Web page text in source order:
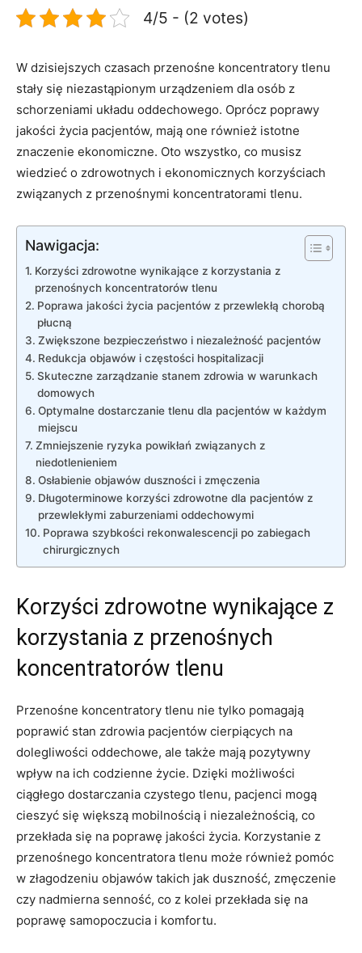
4/5 - (2 votes)
W dzisiejszych czasach przenośne koncentratory tlenu
⁤stały się niezastąpionym⁤ urządzeniem dla osób z
schorzeniami⁢ układu oddechowego. Oprócz ‌poprawy
jakości życia pacjentów,⁤ mają one również istotne
‍znaczenie​ ekonomiczne.​ Oto wszystko, co musisz
wiedzieć ‍o zdrowotnych i ekonomicznych korzyściach
związanych z ‌przenośnymi ⁤koncentratorami tlenu.
Nawigacja:
Korzyści ⁣zdrowotne ‌wynikające z korzystania z
przenośnych koncentratorów tlenu
Poprawa jakości życia‌ pacjentów z przewlekłą‍ chorobą
płucną
Zwiększone bezpieczeństwo ⁢i niezależność pacjentów
Redukcja objawów i⁢ częstości hospitalizacji
Skuteczne‍ zarządzanie stanem ⁤zdrowia ⁣w warunkach‌
domowych
Optymalne dostarczanie tlenu dla pacjentów ‍w każdym​
miejscu
Zmniejszenie ryzyka powikłań związanych⁢ z
niedotlenieniem
Osłabienie objawów duszności i⁢ zmęczenia
Długoterminowe⁣ korzyści zdrowotne dla⁤ pacjentów z
przewlekłymi zaburzeniami‌ oddechowymi
Poprawa szybkości‍ rekonwalescencji po zabiegach
⁣chirurgicznych
Korzyści ⁣zdrowotne ‌wynikające z
korzystania z przenośnych
koncentratorów tlenu
Przenośne‌ koncentratory ​tlenu nie tylko pomagają
‍poprawić stan zdrowia pacjentów cierpiących na
dolegliwości oddechowe, ale także mają​ pozytywny⁤
wpływ ‌na ich codzienne ‌życie. Dzięki możliwości
ciągłego dostarczania ⁢czystego tlenu, pacjenci mogą
cieszyć ⁢się ⁤większą mobilnością i niezależnością, co ​
przekłada się na poprawę jakości życia. Korzystanie z
przenośnego koncentratora tlenu może również ⁤pomóc
w złagodzeniu objawów ⁢takich ‌jak ‌duszność, zmęczenie
czy nadmierna senność, ⁤co z kolei przekłada się na
poprawę⁣ samopoczucia i komfortu.